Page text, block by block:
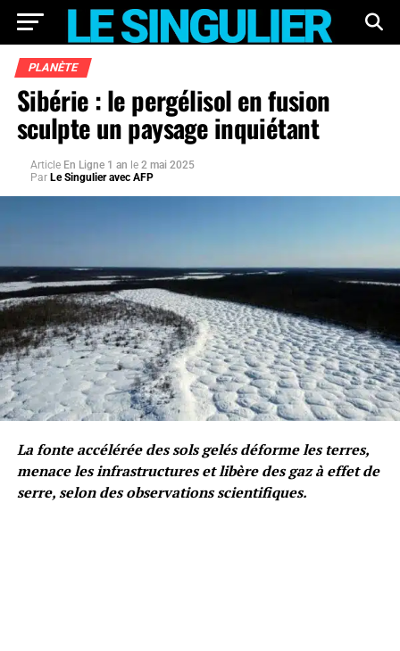
PLANÈTE
Sibérie : le pergélisol en fusion
sculpte un paysage inquiétant
Article En Ligne 1 an le 2 mai 2025
Par Le Singulier avec AFP
La fonte accélérée des sols gelés déforme les terres,
menace les infrastructures et libère des gaz à effet de
serre, selon des observations scientifiques.